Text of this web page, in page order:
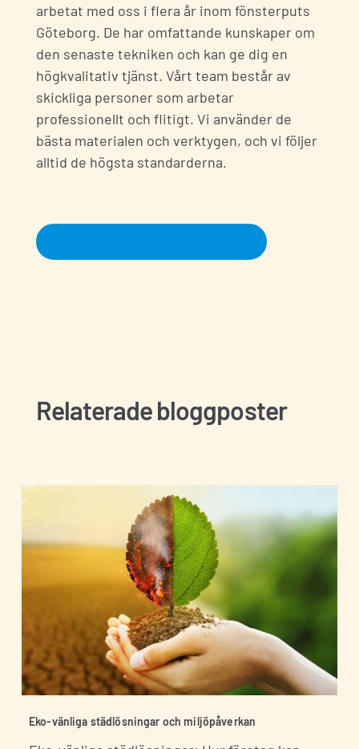
arbetat med oss i flera år inom fönsterputs
Göteborg. De har omfattande kunskaper om
den senaste tekniken och kan ge dig en
högkvalitativ tjänst. Vårt team består av
skickliga personer som arbetar
professionellt och flitigt. Vi använder de
bästa materialen och verktygen, och vi följer
alltid de högsta standarderna.
Relaterade bloggposter
Eko-vänliga städlösningar och miljöpåverkan
Jag godkänner integritetspolicyn *